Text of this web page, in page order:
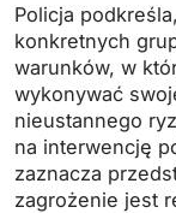
Policja
konkretnych
warunków, w
wykonywać
nieustannego
na interwencję
zaznacza
zagrożenie jest